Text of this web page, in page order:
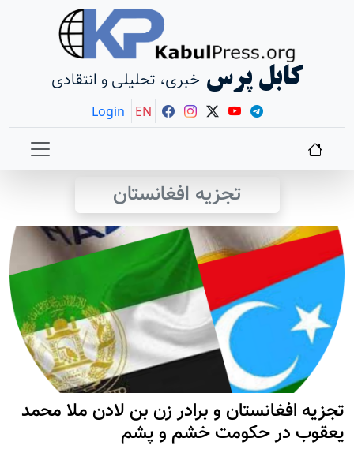
کابل پرس خبری، تحلیلی و انتقادی
Login EN
تجزیه افغانستان
تجزیه افغانستان و برادر زن بن لادن ملا محمد
یعقوب در حکومت خشم و پشم